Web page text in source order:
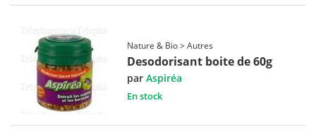
Nature & Bio > Autres
Desodorisant boite de 60g
parAspiréa
En stock